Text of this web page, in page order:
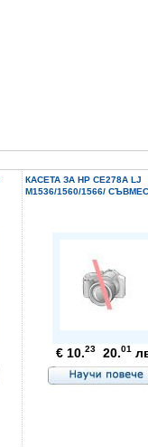
КАСЕТА ЗА HP CE278A LJ
M1536/1560/1566/
€ 10.23 20.01